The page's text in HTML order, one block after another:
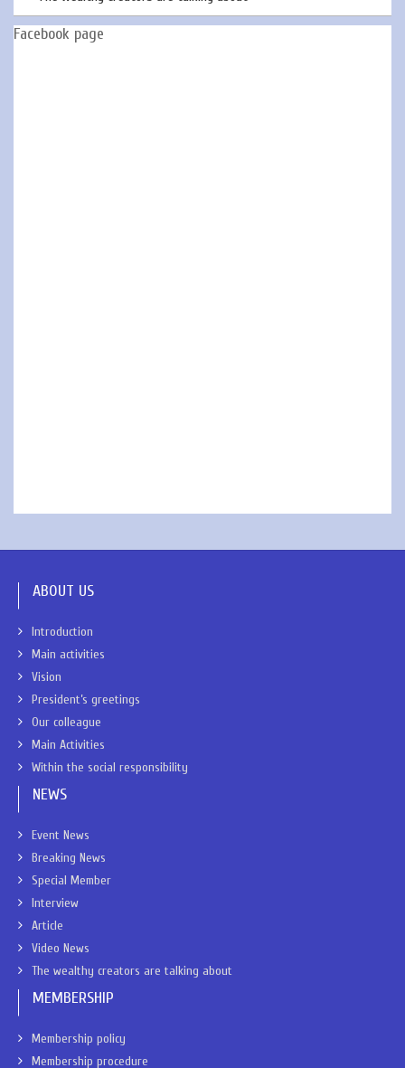
Facebook page
ABOUT US
Introduction
Main activities
Vision
President’s greetings
Our colleague
Main Activities
Within the social responsibility
NEWS
Event News
Breaking News
Special Member
Interview
Article
Video News
The wealthy creators are talking about
MEMBERSHIP
Membership policy
Membership procedure